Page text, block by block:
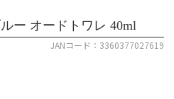
ー オードトワレ 40ml
JANコード：3360377027619